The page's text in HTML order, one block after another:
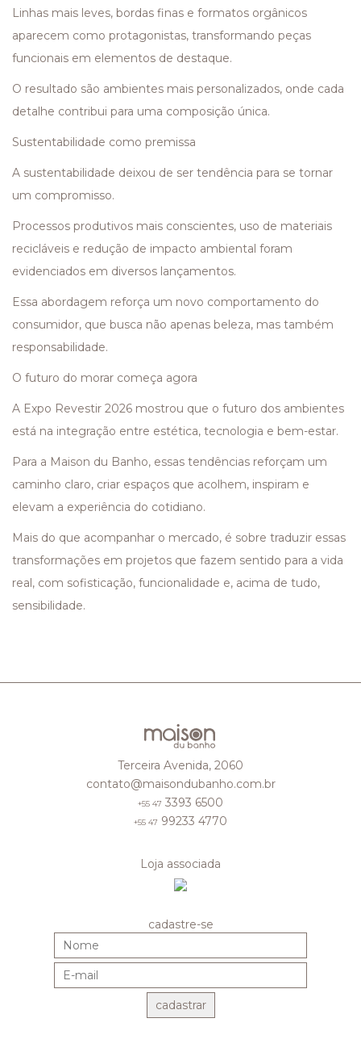
Linhas mais leves, bordas finas e formatos orgânicos
aparecem como protagonistas, transformando peças
funcionais em elementos de destaque.
O resultado são ambientes mais personalizados, onde cada
detalhe contribui para uma composição única.
Sustentabilidade como premissa
A sustentabilidade deixou de ser tendência para se tornar
um compromisso.
Processos produtivos mais conscientes, uso de materiais
recicláveis e redução de impacto ambiental foram
evidenciados em diversos lançamentos.
Essa abordagem reforça um novo comportamento do
consumidor, que busca não apenas beleza, mas também
responsabilidade.
O futuro do morar começa agora
A Expo Revestir 2026 mostrou que o futuro dos ambientes
está na integração entre estética, tecnologia e bem-estar.
Para a Maison du Banho, essas tendências reforçam um
caminho claro, criar espaços que acolhem, inspiram e
elevam a experiência do cotidiano.
Mais do que acompanhar o mercado, é sobre traduzir essas
transformações em projetos que fazem sentido para a vida
real, com sofisticação, funcionalidade e, acima de tudo,
sensibilidade.
Terceira Avenida, 2060
contato@maisondubanho.com.br
+55 47 3393 6500
+55 47 99233 4770
Loja associada
cadastre-se
cadastrar